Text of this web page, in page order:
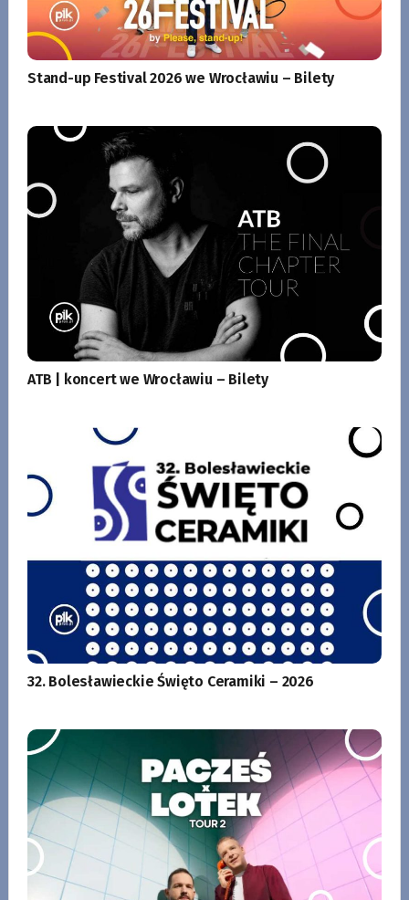
Stand-up Festival 2026 we Wrocławiu – Bilety
ATB | koncert we Wrocławiu – Bilety
32. Bolesławieckie Święto Ceramiki – 2026